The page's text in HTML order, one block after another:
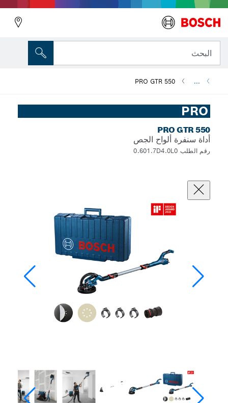
البحث
...
PRO GTR 550
PRO
PRO GTR 550
أداة سنفرة ألواح الجص
رقم الطلب 0.601.7D4.0L0